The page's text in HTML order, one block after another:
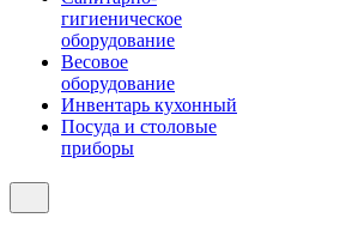
гигиеническое
оборудование
Весовое
оборудование
Инвентарь кухонный
Посуда и столовые
приборы